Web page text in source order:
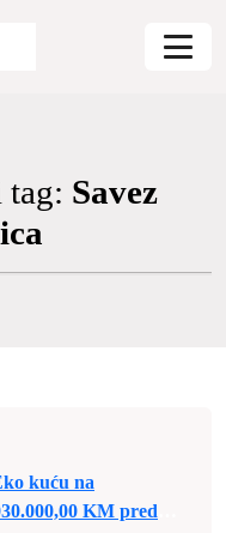
tag: Savez
kuću na
KM predan